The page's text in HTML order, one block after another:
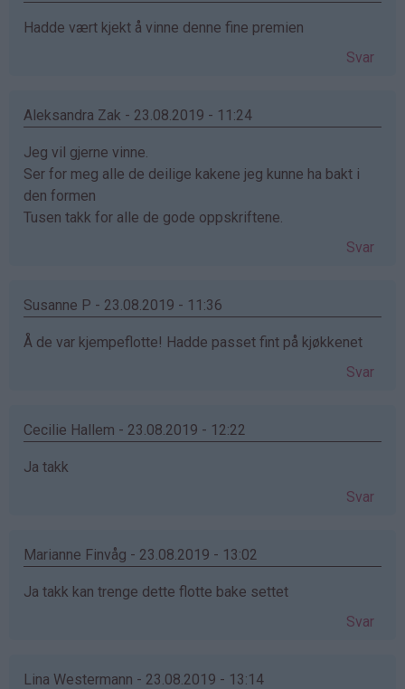
Hadde vært kjekt å vinne denne fine premien
Svar
Aleksandra Zak - 23.08.2019 - 11:24
Jeg vil gjerne vinne.
Ser for meg alle de deilige kakene jeg kunne ha bakt i
den formen
Tusen takk for alle de gode oppskriftene.
Svar
Susanne P - 23.08.2019 - 11:36
Å de var kjempeflotte! Hadde passet fint på kjøkkenet
Svar
Cecilie Hallem - 23.08.2019 - 12:22
Ja takk
Svar
Marianne Finvåg - 23.08.2019 - 13:02
Ja takk kan trenge dette flotte bake settet ‍
Svar
Lina Westermann - 23.08.2019 - 13:14